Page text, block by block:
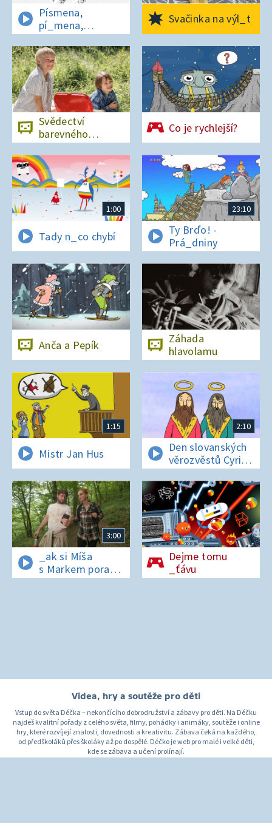
Písmena,
pí_mena,
písmena
Svačinka na výl_t
Svědectví
barevného
ostrova
Co je rychlejší?
1:00
Tady n_co chybí
23:10
Ty Brďo! -
Prá_dniny
Anča a Pepík
Záhada
hlavolamu
1:15
Mistr Jan Hus
2:10
Den slovanských
věrozvěstů Cyrila
a Metoděje
3:00
_ak si Míša
s Markem poradí
v lese bez
Dejme tomu
_ťávu
Videa, hry a soutěže pro děti
Vstup do světa Déčka – nekončícího dobrodružství a zábavy pro děti. Na Déčku
najdeš kvalitní pořady z celého světa, filmy, pohádky i animáky, soutěže i online
hry, které rozvíjejí znalosti, dovednosti a kreativitu. Zábava čeká na každého,
od předškoláků přes školáky až po dospělé. Déčko je web pro malé i velké děti,
kde se zábava a učení prolínají.